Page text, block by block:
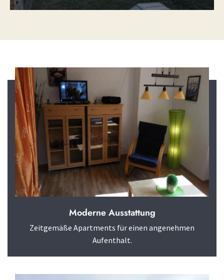
Moderne Ausstattung
Zeitgemäße Apartments für einen angenehmen
Aufenthalt.